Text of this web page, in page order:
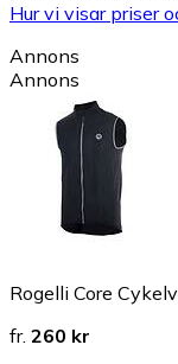
Hur vi visar priser
Annons
Annons
Rogelli Core
fr. 260 kr